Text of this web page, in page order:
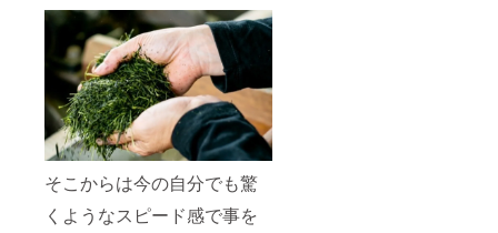
そこからは今の自分でも驚
くようなスピード感で事を